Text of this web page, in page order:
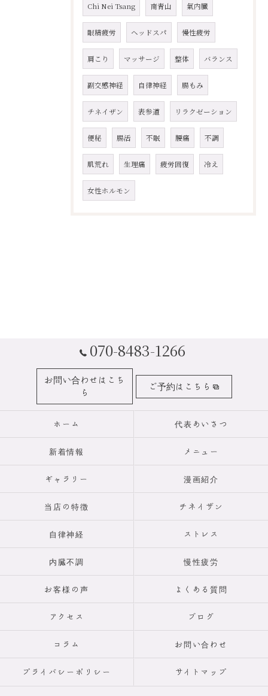
Chi Nei Tsang 南青山 氣内臓
眼精疲労 ヘッドスパ 慢性疲労
肩こり マッサージ 整体 バランス
副交感神経 自律神経 腸もみ
チネイザン 表参道 リラクゼーション
便秘 腸活 不眠 腰痛 不調
肌荒れ 生理痛 疲労回復 冷え
女性ホルモン
070-8483-1266
お問い合わせはこち
ら
ご予約はこちら
ホーム 代表あいさつ
新着情報 メニュー
ギャラリー 漫画紹介
当店の特徴 チネイザン
自律神経 ストレス
内臓不調 慢性疲労
お客様の声 よくある質問
アクセス ブログ
コラム お問い合わせ
プライバシーポリシー サイトマップ